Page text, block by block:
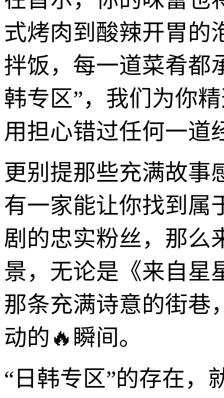
式烤肉到酸辣开胃的
拌饭，每一道菜肴都
韩专区”，我们为你
用担心错过任何一道
更别提那些充满故事
有一家能让你找到属
剧的忠实粉丝，那么
景，无论是《来自星
那条充满诗意的街巷
动的🔥瞬间。
“日韩专区”的存在，